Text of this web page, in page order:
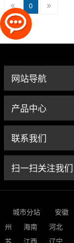
0
网站导航
产品中心
联系我们
扫一扫关注我们
城市分站 安徽
州
海南 河北
苏
江西 辽宁